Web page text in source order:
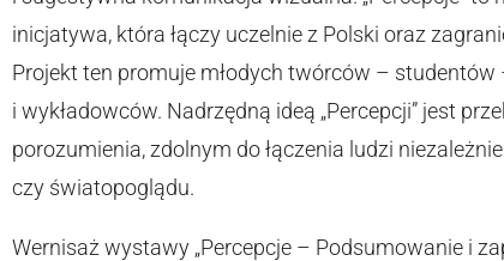
inicjatywa, która łączy uczelnie z Polski oraz
Projekt ten promuje młodych twórców –
i wykładowców. Nadrzędną ideą „Percepcji” jest
porozumienia, zdolnym do łączenia ludzi
czy światopoglądu.
Wernisaż wystawy „Percepcje – Podsumowanie i